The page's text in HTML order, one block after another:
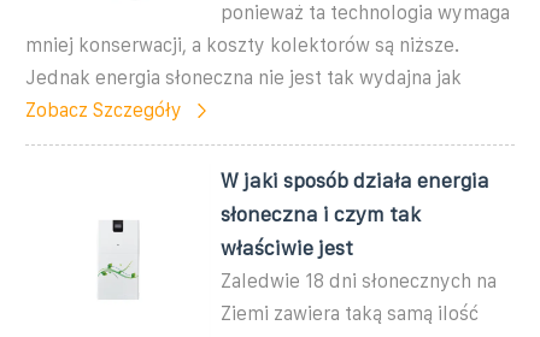
ponieważ ta technologia wymaga
mniej konserwacji, a koszty kolektorów są niższe.
Jednak energia słoneczna nie jest tak wydajna jak
Zobacz Szczegóły
W jaki sposób działa energia
słoneczna i czym tak
właściwie jest
Zaledwie 18 dni słonecznych na
Ziemi zawiera taką samą ilość